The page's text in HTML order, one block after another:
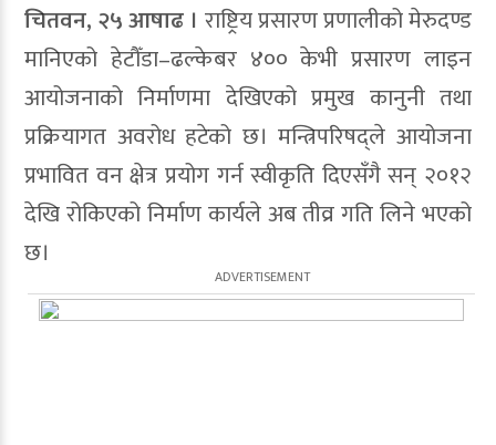
चितवन, २५ आषाढ । राष्ट्रिय प्रसारण प्रणालीको मेरुदण्ड
मानिएको हेटौँडा–ढल्केबर ४०० केभी प्रसारण लाइन
आयोजनाको निर्माणमा देखिएको प्रमुख कानुनी तथा
प्रक्रियागत अवरोध हटेको छ। मन्त्रिपरिषद्ले आयोजना
प्रभावित वन क्षेत्र प्रयोग गर्न स्वीकृति दिएसँगै सन् २०१२
देखि रोकिएको निर्माण कार्यले अब तीव्र गति लिने भएको
छ।